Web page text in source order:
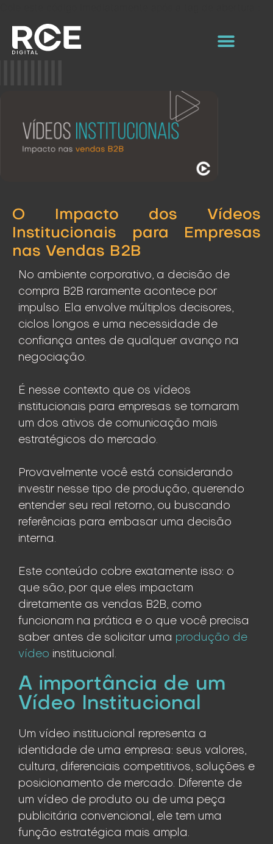
O Impacto dos Vídeos
Institucionais para Empresas
nas Vendas B2B
No ambiente corporativo, a decisão de
compra B2B raramente acontece por
impulso. Ela envolve múltiplos decisores,
ciclos longos e uma necessidade de
confiança antes de qualquer avanço na
negociação.
É nesse contexto que os vídeos
institucionais para empresas se tornaram
um dos ativos de comunicação mais
estratégicos do mercado.
Provavelmente você está considerando
investir nesse tipo de produção, querendo
entender seu real retorno, ou buscando
referências para embasar uma decisão
interna.
Este conteúdo cobre exatamente isso: o
que são, por que eles impactam
diretamente as vendas B2B, como
funcionam na prática e o que você precisa
saber antes de solicitar uma produção de
vídeo institucional.
A importância de um
Vídeo Institucional
Um vídeo institucional representa a
identidade de uma empresa: seus valores,
cultura, diferenciais competitivos, soluções e
posicionamento de mercado. Diferente de
um vídeo de produto ou de uma peça
publicitária convencional, ele tem uma
função estratégica mais ampla.